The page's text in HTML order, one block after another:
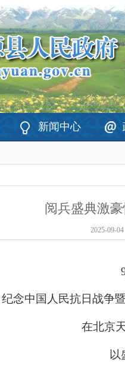
新闻中心
阅兵盛典激
2025-09-04
纪念中国人民抗日战争
在北京
以